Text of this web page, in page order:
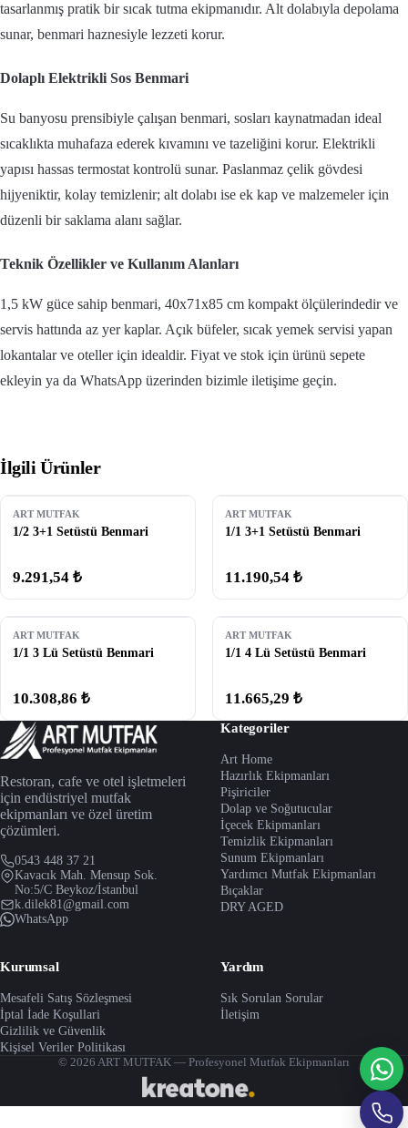
tasarlanmış pratik bir sıcak tutma ekipmanıdır. Alt dolabıyla depolama
sunar, benmari haznesiyle lezzeti korur.
Dolaplı Elektrikli Sos Benmari
Su banyosu prensibiyle çalışan benmari, sosları kaynatmadan ideal
sıcaklıkta muhafaza ederek kıvamını ve tazeliğini korur. Elektrikli
yapısı hassas termostat kontrolü sunar. Paslanmaz çelik gövdesi
hijyeniktir, kolay temizlenir; alt dolabı ise ek kap ve malzemeler için
düzenli bir saklama alanı sağlar.
Teknik Özellikler ve Kullanım Alanları
1,5 kW güce sahip benmari, 40x71x85 cm kompakt ölçülerindedir ve
servis hattında az yer kaplar. Açık büfeler, sıcak yemek servisi yapan
lokantalar ve oteller için idealdir. Fiyat ve stok için ürünü sepete
ekleyin ya da WhatsApp üzerinden bizimle iletişime geçin.
İlgili Ürünler
ART MUTFAK
1/2 3+1 Setüstü Benmari
9.291,54 ₺
ART MUTFAK
1/1 3+1 Setüstü Benmari
11.190,54 ₺
ART MUTFAK
1/1 3 Lü Setüstü Benmari
10.308,86 ₺
ART MUTFAK
1/1 4 Lü Setüstü Benmari
11.665,29 ₺
Restoran, cafe ve otel işletmeleri
için endüstriyel mutfak
ekipmanları ve özel üretim
çözümleri.
0543 448 37 21
Kavacık Mah. Mensup Sok.
No:5/C Beykoz/İstanbul
k.dilek81@gmail.com
WhatsApp
Kategoriler
Art Home
Hazırlık Ekipmanları
Pişiriciler
Dolap ve Soğutucular
İçecek Ekipmanları
Temizlik Ekipmanları
Sunum Ekipmanları
Yardımcı Mutfak Ekipmanları
Bıçaklar
DRY AGED
Kurumsal
Mesafeli Satış Sözleşmesi
İptal İade Koşullari
Gizlilik ve Güvenlik
Kişisel Veriler Politikası
Yardım
Sık Sorulan Sorular
İletişim
© 2026 ART MUTFAK — Profesyonel Mutfak Ekipmanları